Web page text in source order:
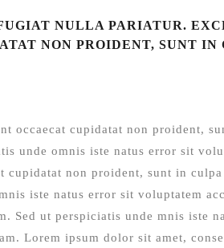
NULLA PARIATUR.
NON PROIDENT, SUNT IN
occaecat cupidatat non proident,
unde omnis iste natus error sit
cupidatat non proident, sunt in
iste natus error sit voluptatem
Sed ut perspiciatis unde mnis iste
Lorem ipsum dolor sit amet,